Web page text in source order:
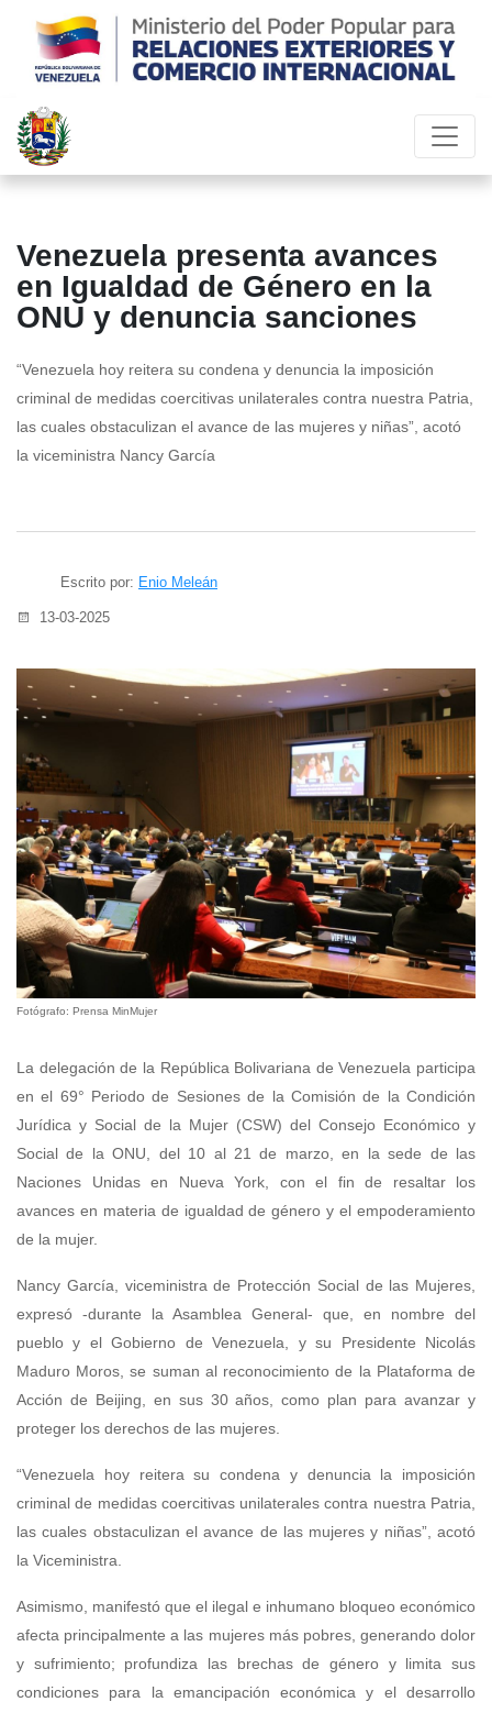
Venezuela presenta avances
en Igualdad de Género en la
ONU y denuncia sanciones
“Venezuela hoy reitera su condena y denuncia la imposición
criminal de medidas coercitivas unilaterales contra nuestra Patria,
las cuales obstaculizan el avance de las mujeres y niñas”, acotó
la viceministra Nancy García
Escrito por: Enio Meleán
13-03-2025
Fotógrafo: Prensa MinMujer
La delegación de la República Bolivariana de Venezuela participa
en el 69° Periodo de Sesiones de la Comisión de la Condición
Jurídica y Social de la Mujer (CSW) del Consejo Económico y
Social de la ONU, del 10 al 21 de marzo, en la sede de las
Naciones Unidas en Nueva York, con el fin de resaltar los
avances en materia de igualdad de género y el empoderamiento
de la mujer.
Nancy García, viceministra de Protección Social de las Mujeres,
expresó -durante la Asamblea General- que, en nombre del
pueblo y el Gobierno de Venezuela, y su Presidente Nicolás
Maduro Moros, se suman al reconocimiento de la Plataforma de
Acción de Beijing, en sus 30 años, como plan para avanzar y
proteger los derechos de las mujeres.
“Venezuela hoy reitera su condena y denuncia la imposición
criminal de medidas coercitivas unilaterales contra nuestra Patria,
las cuales obstaculizan el avance de las mujeres y niñas”, acotó
la Viceministra.
Asimismo, manifestó que el ilegal e inhumano bloqueo económico
afecta principalmente a las mujeres más pobres, generando dolor
y sufrimiento; profundiza las brechas de género y limita sus
condiciones para la emancipación económica y el desarrollo